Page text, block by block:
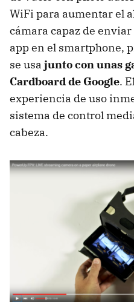
WiFi para aumentar el
cámara capaz de
app en el smartphone,
se usa junto con unas
Cardboard de Google.
experiencia de uso
sistema de control
cabeza.